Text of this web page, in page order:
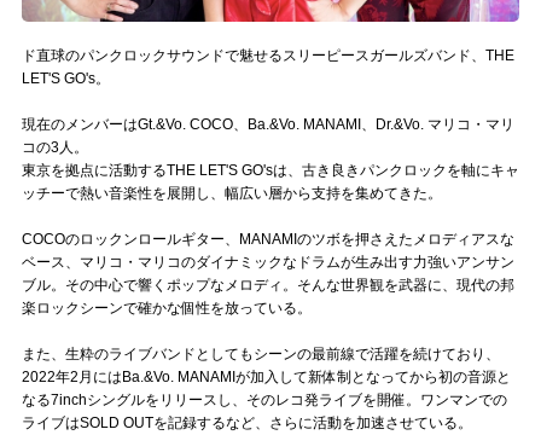
Official SNS
ド直球のパンクロックサウンドで魅せるスリーピースガールズバンド、THE
LET'S GO's。
現在のメンバーはGt.&Vo. COCO、Ba.&Vo. MANAMI、Dr.&Vo. マリコ・マリ
コの3人。
東京を拠点に活動するTHE LET'S GO'sは、古き良きパンクロックを軸にキャ
ッチーで熱い音楽性を展開し、幅広い層から支持を集めてきた。
COCOのロックンロールギター、MANAMIのツボを押さえたメロディアスな
ベース、マリコ・マリコのダイナミックなドラムが生み出す力強いアンサン
ブル。その中心で響くポップなメロディ。そんな世界観を武器に、現代の邦
楽ロックシーンで確かな個性を放っている。
また、生粋のライブバンドとしてもシーンの最前線で活躍を続けており、
2022年2月にはBa.&Vo. MANAMIが加入して新体制となってから初の音源と
なる7inchシングルをリリースし、そのレコ発ライブを開催。ワンマンでの
ライブはSOLD OUTを記録するなど、さらに活動を加速させている。